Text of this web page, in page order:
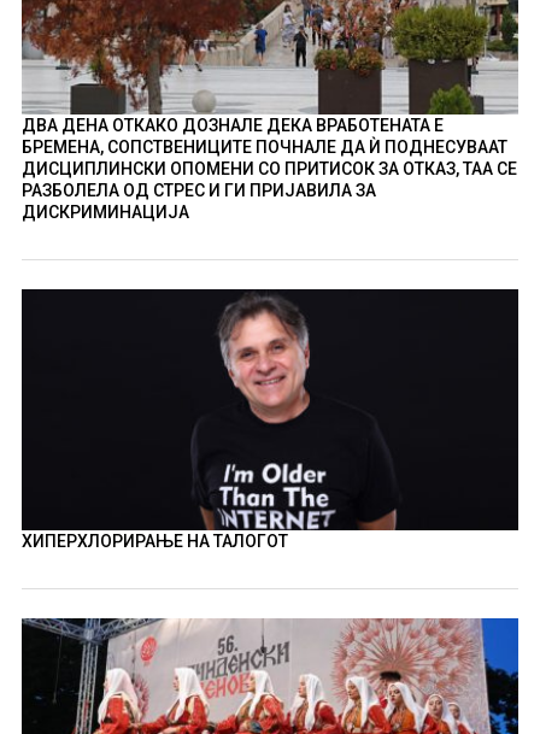
ДВА ДЕНА ОТКАКО ДОЗНАЛЕ ДЕКА ВРАБОТЕНАТА Е
БРЕМЕНА, СОПСТВЕНИЦИТЕ ПОЧНАЛЕ ДА Ѝ ПОДНЕСУВААТ
ДИСЦИПЛИНСКИ ОПОМЕНИ СО ПРИТИСОК ЗА ОТКАЗ, ТАА СЕ
РАЗБОЛЕЛА ОД СТРЕС И ГИ ПРИЈАВИЛА ЗА
ДИСКРИМИНАЦИЈА
ХИПЕРХЛОРИРАЊЕ НА ТАЛОГОТ